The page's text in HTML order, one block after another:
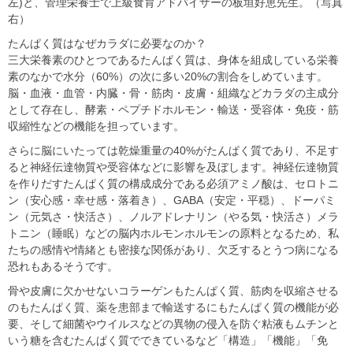
右）
たんぱく質はなぜカラダに必要なのか？
三大栄養素のひとつであるたんぱく質は、身体を組成している栄養
素のなかで水分（60%）の次に多い20%の割合をしめています。
脳・血液・血管・内臓・骨・筋肉・皮膚・組織などカラダの主成分
として存在し、酵素・ペプチドホルモン・輸送・受容体・免疫・筋
収縮性などの機能を担っています。
さらに脳にいたっては乾燥重量の40%がたんぱく質であり、不足す
ると神経伝達物質や受容体などに影響を及ぼします。神経伝達物質
を作りだすたんぱく質の構成成分である必須アミノ酸は、セロトニ
ン（安心感・幸せ感・落着き）、 GABA （安定・平穏）、ドーパミ
ン（元気さ・快活さ）、ノルアドレナリン（やる気・快活さ）メラ
トニン（睡眠）などの脳内ホルモンホルモンの原料となるため、私
たちの感情や情緒とも密接な関係があり、欠乏するとうつ病になる
恐れもあるそうです。
骨や皮膚に欠かせないコラーゲンもたんぱく質、筋肉を収縮させる
のもたんぱく質、薬を患部まで輸送するにもたんぱく質の機能が必
要、そして細菌やウイルスなどの異物の侵入を防ぐ粘液もムチンと
いう糖を含むたんぱく質でできているなど「構造」「機能」「免